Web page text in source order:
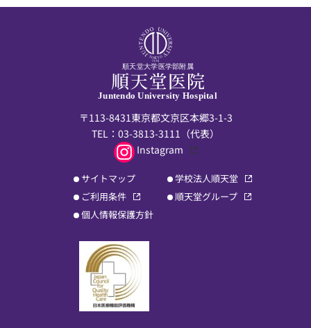
順天堂大学医学部附属
Juntendo University Hospital
〒113-8431東京都文京区本郷3-1-3
TEL： 03-3813-3111 （代表）
Instagram
サイトマップ
ご利用条件
個人情報保護方針
学校法人順天堂
順天堂グループ